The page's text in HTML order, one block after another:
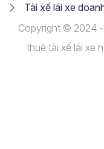
Tài xế lái xe
Copyright © 2024
thuê tài xế lái xe